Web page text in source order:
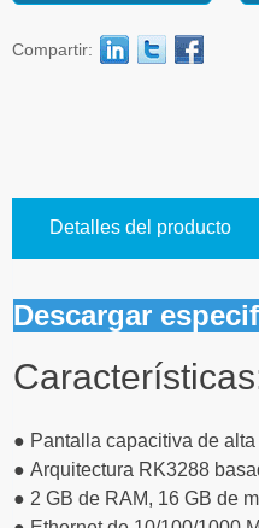
Compartir:
Detalles del producto
Descargar
● Pantalla capacitiva de
● Arquitectura RK3288
● 2 GB de RAM, 16 GB de